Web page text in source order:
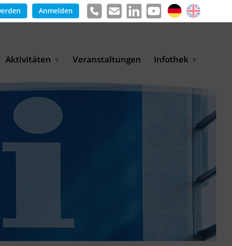
Anmelden
Aktivitäten
für KMU
Auslandsmessen
und Transferprojekt
Umweltschutz
Veranstaltungen Infothek
Informationen